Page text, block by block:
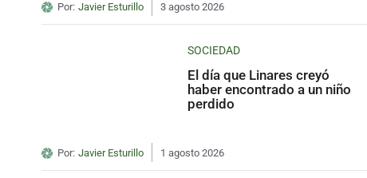
Por: Javier Esturillo 3 agosto 2026
SOCIEDAD
El día que Linares creyó
haber encontrado a un niño
perdido
Por: Javier Esturillo 1 agosto 2026